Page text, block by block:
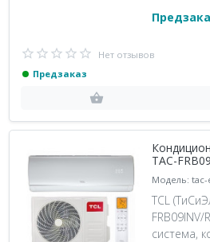
Нет отзывов
Предзаказ
TAC-
Модель: tac-
TCL
FRB09INV/
система,